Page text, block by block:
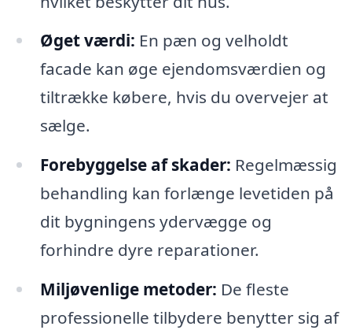
Øget værdi: En pæn og velholdt
facade kan øge ejendomsværdien og
tiltrække købere, hvis du overvejer at
sælge.
Forebyggelse af skader: Regelmæssig
behandling kan forlænge levetiden på
dit bygningens ydervægge og
forhindre dyre reparationer.
Miljøvenlige metoder: De fleste
professionelle tilbydere benytter sig af